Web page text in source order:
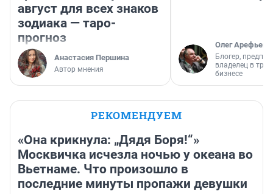
август для всех знаков
зодиака — таро-
прогноз
Анастасия Першина
Автор мнения
Олег Арефьев
Блогер,
владелец в
бизнесе
РЕКОМЕНДУЕМ
«Она крикнула: „Дядя Боря!“»
Москвичка исчезла ночью у океана во
Вьетнаме. Что произошло в
последние минуты пропажи девушки